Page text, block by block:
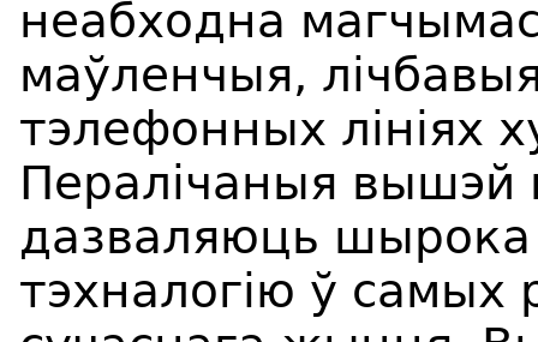
неабходна
маўленчыя,
тэлефонных лініях
Пералічаныя вышэй
дазваляюць
тэхналогію ў самых